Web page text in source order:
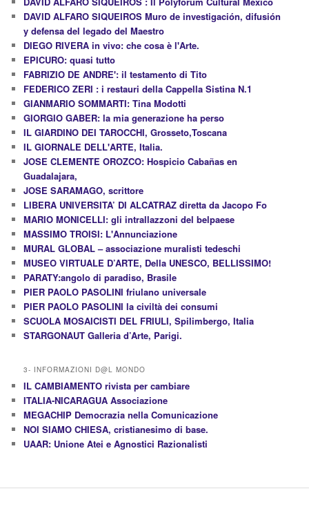
DAVID ALFARO SIQUEIROS Muro de investigación, difusión
y defensa del legado del Maestro
DIEGO RIVERA in vivo: che cosa è l'Arte.
EPICURO: quasi tutto
FABRIZIO DE ANDRE': il testamento di Tito
FEDERICO ZERI : i restauri della Cappella Sistina N.1
GIANMARIO SOMMARTI: Tina Modotti
GIORGIO GABER: la mia generazione ha perso
IL GIARDINO DEI TAROCCHI, Grosseto,Toscana
IL GIORNALE DELL'ARTE, Italia.
JOSE CLEMENTE OROZCO: Hospicio Cabañas en
Guadalajara,
JOSE SARAMAGO, scrittore
LIBERA UNIVERSITA’ DI ALCATRAZ diretta da Jacopo Fo
MARIO MONICELLI: gli intrallazzoni del belpaese
MASSIMO TROISI: L'Annunciazione
MURAL GLOBAL – associazione muralisti tedeschi
MUSEO VIRTUALE D’ARTE, Della UNESCO, BELLISSIMO!
PARATY:angolo di paradiso, Brasile
PIER PAOLO PASOLINI friulano universale
PIER PAOLO PASOLINI la civiltà dei consumi
SCUOLA MOSAICISTI DEL FRIULI, Spilimbergo, Italia
STARGONAUT Galleria d’Arte, Parigi.
3- INFORMAZIONI D@L MONDO
IL CAMBIAMENTO rivista per cambiare
ITALIA-NICARAGUA Associazione
MEGACHIP Democrazia nella Comunicazione
NOI SIAMO CHIESA, cristianesimo di base.
UAAR: Unione Atei e Agnostici Razionalisti